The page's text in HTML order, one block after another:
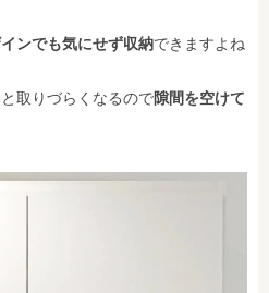
ンでも気にせず収納できますよね
取りづらくなるので隙間を空けて